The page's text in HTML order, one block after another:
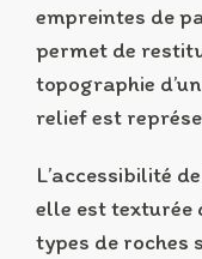
empreintes de
permet de
topographie
relief est
L’accessibilité
elle est texturée
types de roches